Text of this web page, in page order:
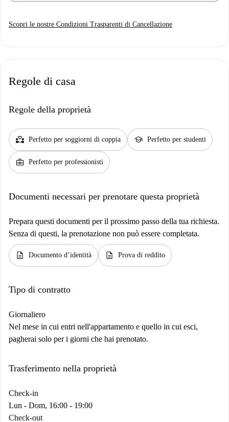
Scopri le nostre Condizioni Trasparenti di Cancellazione
Regole di casa
Regole della proprietà
partner_heart Perfetto per soggiorni di coppia school Perfetto per studenti
business_center Perfetto per professionisti
Documenti necessari per prenotare questa proprietà
Prepara questi documenti per il prossimo passo della tua richiesta.
Senza di questi, la prenotazione non può essere completata.
description Documento d’identità description Prova di reddito
Tipo di contratto
Giornaliero
Nel mese in cui entri nell'appartamento e quello in cui esci,
pagherai solo per i giorni che hai prenotato.
Trasferimento nella proprietà
Check-in
Lun - Dom, 16:00 - 19:00
Check-out